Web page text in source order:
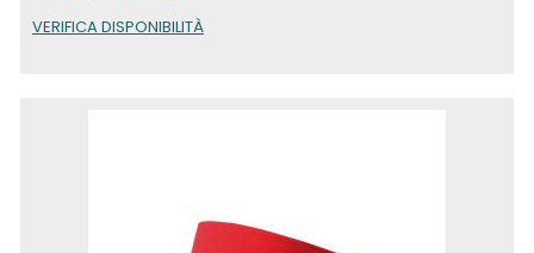
VERIFICA DISPONIBILITÀ